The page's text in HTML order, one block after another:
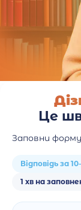
Це
Заповни
Відповідь за
1 хв на